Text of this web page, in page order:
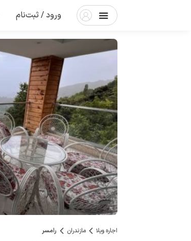
ورود / ثبت‌نام
اجاره ویلا مازندران رامسر